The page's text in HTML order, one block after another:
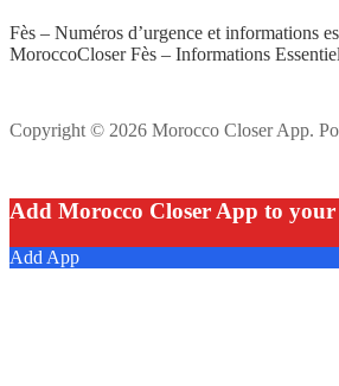
Fès – Numéros d’urgence et informations
MoroccoCloser Fès – Informations
Copyright © 2026 Morocco Closer App.
Add Morocco Closer App to your
Add App